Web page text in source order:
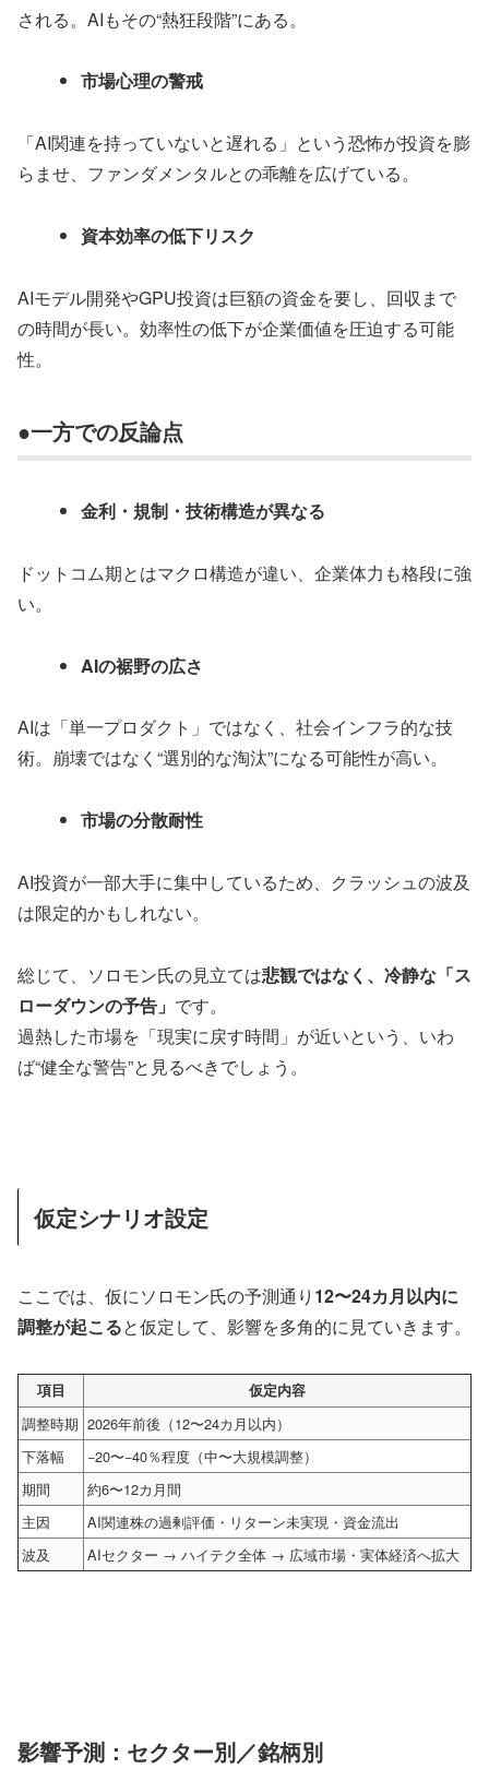
される。AIもその“熱狂段階”にある。
市場心理の警戒
「AI関連を持っていないと遅れる」という恐怖が投資を膨
らませ、ファンダメンタルとの乖離を広げている。
資本効率の低下リスク
AIモデル開発やGPU投資は巨額の資金を要し、回収まで
の時間が長い。効率性の低下が企業価値を圧迫する可能
性。
●一方での反論点
金利・規制・技術構造が異なる
ドットコム期とはマクロ構造が違い、企業体力も格段に強
い。
AIの裾野の広さ
AIは「単一プロダクト」ではなく、社会インフラ的な技
術。崩壊ではなく“選別的な淘汰”になる可能性が高い。
市場の分散耐性
AI投資が一部大手に集中しているため、クラッシュの波及
は限定的かもしれない。
総じて、ソロモン氏の見立ては悲観ではなく、冷静な「ス
ローダウンの予告」 です。
過熱した市場を「現実に戻す時間」が近いという、いわ
ば“健全な警告”と見るべきでしょう。
仮定シナリオ設定
ここでは、仮にソロモン氏の予測通り 12〜24カ月以内に
調整が起こると仮定して、影響を多角的に見ていきます。
項目 仮定内容
調整時期 2026年前後（12〜24カ月以内）
下落幅
−20〜−40％程度（中〜大規模調整）
期間
約6〜12カ月間
主因
AI関連株の過剰評価・リターン未実現・資金流出
波及
AIセクター → ハイテク全体 → 広域市場・実体経済へ拡大
影響予測：セクター別／銘柄別